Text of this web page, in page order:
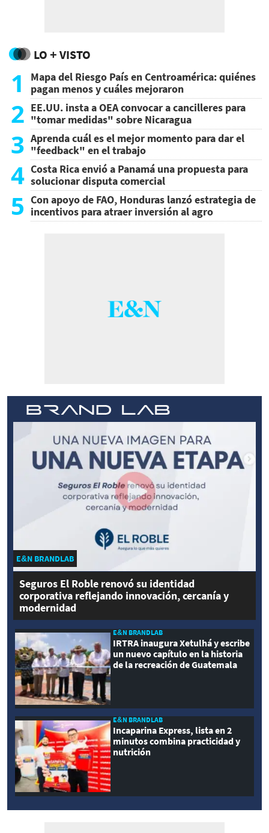
LO + VISTO
1
Mapa del Riesgo País en Centroamérica: quiénes
pagan menos y cuáles mejoraron
2 EE.UU. insta a OEA convocar a cancilleres para
"tomar medidas" sobre Nicaragua
3 Aprenda cuál es el mejor momento para dar el
"feedback" en el trabajo
4 Costa Rica envió a Panamá una propuesta para
solucionar disputa comercial
5 Con apoyo de FAO, Honduras lanzó estrategia de
incentivos para atraer inversión al agro
E&N BRANDLAB
Seguros El Roble renovó su identidad
corporativa reflejando innovación, cercanía y
modernidad
E&N BRANDLAB
IRTRA inaugura Xetulhá y escribe
un nuevo capítulo en la historia
de la recreación de Guatemala
E&N BRANDLAB
Incaparina Express, lista en 2
minutos combina practicidad y
nutrición